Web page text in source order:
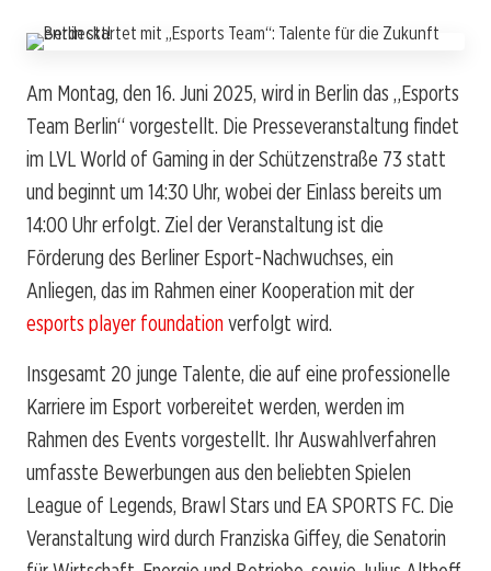
Am Montag, den 16. Juni 2025, wird in Berlin das „Esports
Team Berlin“ vorgestellt. Die Presseveranstaltung findet
im LVL World of Gaming in der Schützenstraße 73 statt
und beginnt um 14:30 Uhr, wobei der Einlass bereits um
14:00 Uhr erfolgt. Ziel der Veranstaltung ist die
Förderung des Berliner Esport-Nachwuchses, ein
Anliegen, das im Rahmen einer Kooperation mit der
esports player foundation verfolgt wird.
Insgesamt 20 junge Talente, die auf eine professionelle
Karriere im Esport vorbereitet werden, werden im
Rahmen des Events vorgestellt. Ihr Auswahlverfahren
umfasste Bewerbungen aus den beliebten Spielen
League of Legends, Brawl Stars und EA SPORTS FC. Die
Veranstaltung wird durch Franziska Giffey, die Senatorin